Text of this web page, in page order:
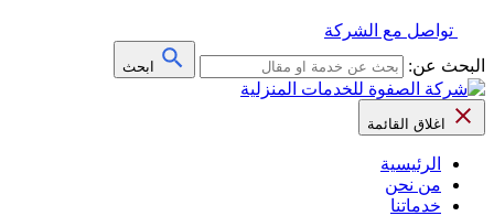
تواصل مع الشركة
البحث عن:
ابحث
اغلاق القائمة
الرئيسية
من نحن
خدماتنا